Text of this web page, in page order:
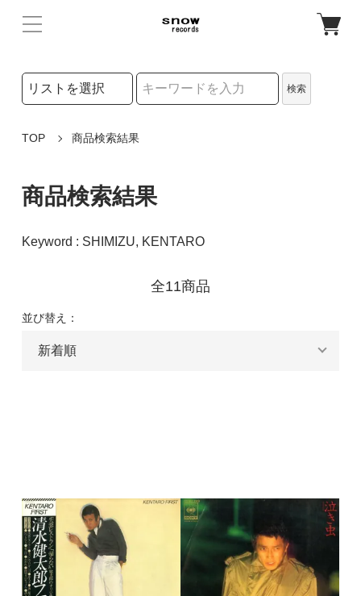
検索リストの選択
検索
TOP 商品検索結果
商品検索結果
Keyword : SHIMIZU, KENTARO
全11商品
並び替え：